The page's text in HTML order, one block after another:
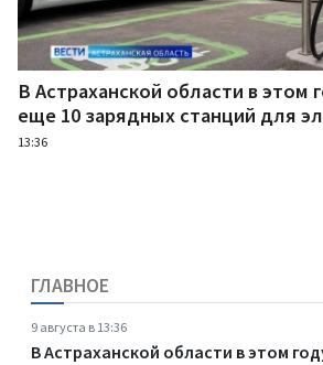
В Астраханской области в этом
еще 10 зарядных станций для
13:36
ГЛАВНОЕ
9 августа в 13:36
В Астраханской области в этом